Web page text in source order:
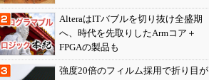
AlteraはITバブルを切り抜け全盛期
へ、時代を先取りしたArmコア＋
FPGAの製品も
強度20倍のフィルム採用で折り目が